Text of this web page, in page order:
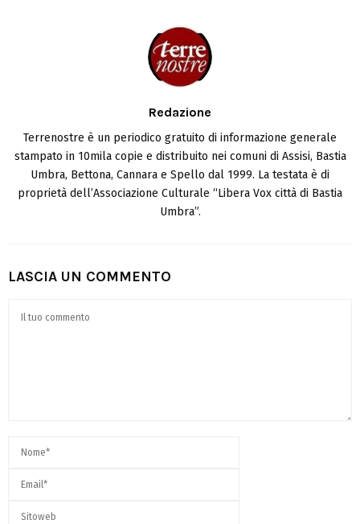
Redazione
Terrenostre è un periodico gratuito di informazione generale
stampato in 10mila copie e distribuito nei comuni di Assisi, Bastia
Umbra, Bettona, Cannara e Spello dal 1999. La testata è di
proprietà dell’Associazione Culturale “Libera Vox città di Bastia
Umbra”.
LASCIA UN COMMENTO